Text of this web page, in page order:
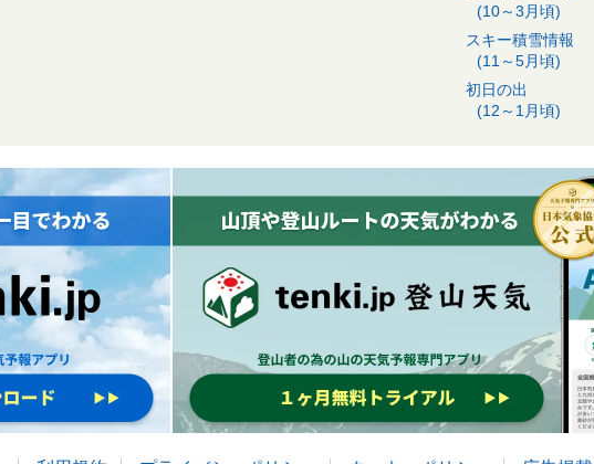
(10～3月頃)
スキー積雪情報
(11～5月頃)
初日の出
(12～1月頃)